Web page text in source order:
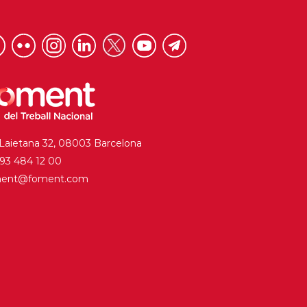
32, 08003 Barcelona
484 12 00